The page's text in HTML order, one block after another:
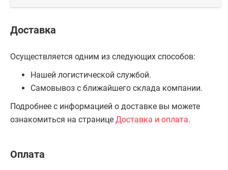
Доставка
Осуществляется одним из следующих способов:
Нашей логистической службой.
Самовывоз с ближайшего склада компании.
Подробнее с информацией о доставке вы можете
ознакомиться на странице Доставка и оплата.
Оплата